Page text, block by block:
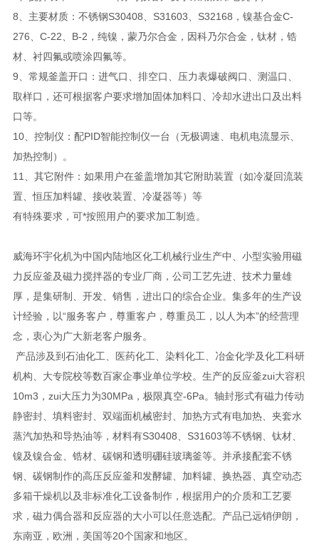
8、主要材质：不锈钢S30408、S31603、S32168，镍基合金C-
276、C-22、B-2，纯镍，蒙乃尔合金，因科乃尔合金，钛材，锆
材、衬四氟或喷涂四氟等。
9、常规釜盖开口：进气口、排空口、压力表爆破阀口、测温口、
取样口，还可根据客户要求增加固体加料口、冷却水进出口及出料
口等。
10、控制仪：配PID智能控制仪一台（无极调速、电机电流显示、
加热控制）。
11、其它附件：如果用户在釜盖增加其它附助装置（如冷凝回流装
置、恒压加料罐、接收装置、冷凝器等）等
有特殊要求，可*按照用户的要求加工制造。
威海环宇化机为中国内陆地区化工机械行业生产中、小型实验用磁
力反应釜及磁力搅拌器的专业厂商，公司工艺先进、技术力量雄
厚，是集研制、开发、销售，进出口的综合企业。集多年的生产设
计经验，以“服务客户，尊重客户，尊重员工，以人为本”的经营理
念，衷心为广大新老客户服务。
产品涉及到石油化工、医药化工、染料化工、冶金化学及化工科研
机构、大专院校等数百家企事业单位学校。生产的反应釜zui大容积
10m3，zui大压力为30MPa，极限真空-6Pa。轴封形式有磁力传动
静密封、填料密封、双端面机械密封、加热方式有电加热、夹套水
蒸汽加热和导热油等，材料有S30408、S31603等不锈钢、钛材、
镍及镍合金、锆材、碳钢和透明硼硅玻璃釜等。并承接配套不锈
钢、碳钢制作的高压反应釜和发酵罐、加料罐、换热器、真空动态
多箱干燥机以及非标准化工设备制作，根据用户的介质和工艺要
求，磁力偶合器和反应器的大小可以任意选配。产品已远销伊朗，
东南亚，欧洲，美国等20个国家和地区。